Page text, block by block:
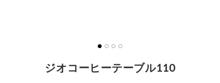
ジオコーヒーテーブル110